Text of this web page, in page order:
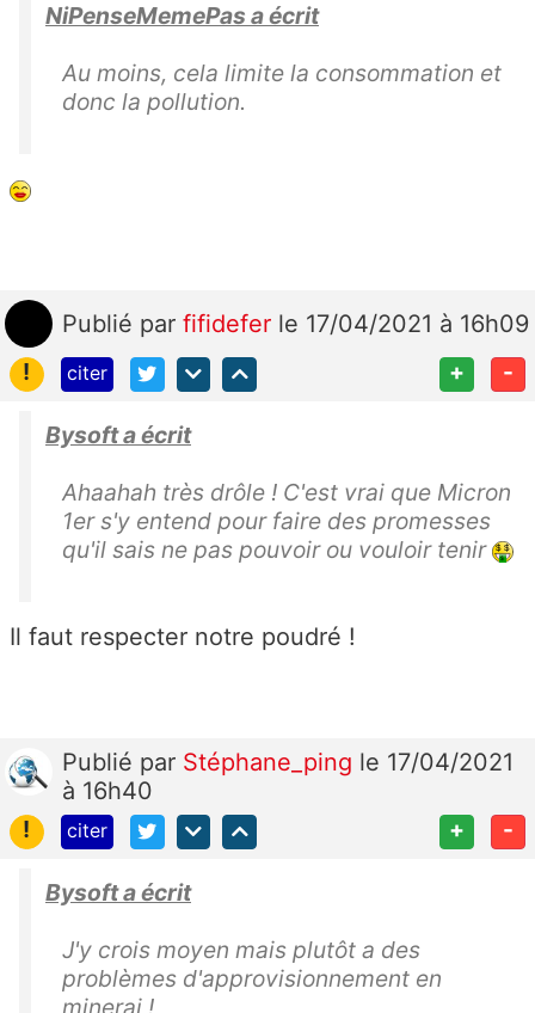
NiPenseMemePas a écrit
Au moins, cela limite la consommation et
donc la pollution.
Publié par fifidefer le 17/04/2021 à 16h09
!
citer + -
Bysoft a écrit
Ahaahah très drôle ! C'est vrai que Micron
1er s'y entend pour faire des promesses
qu'il sais ne pas pouvoir ou vouloir tenir
Il faut respecter notre poudré !
Publié par Stéphane_ping le 17/04/2021
à 16h40
!
citer + -
Bysoft a écrit
J'y crois moyen mais plutôt a des
problèmes d'approvisionnement en
minerai !